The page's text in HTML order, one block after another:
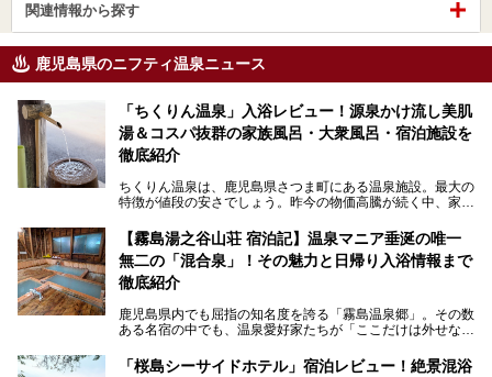
関連情報から探す
鹿児島県のニフティ温泉ニュース
「ちくりん温泉」入浴レビュー！源泉かけ流し美肌
湯＆コスパ抜群の家族風呂・大衆風呂・宿泊施設を
徹底紹介
ちくりん温泉は、鹿児島県さつま町にある温泉施設。最大の
特徴が値段の安さでしょう。昨今の物価高騰が続く中、家族
4,000円～、と驚くべき価格を維持。
さらに、源泉100％かけ流しのツルツル美肌湯を堪能できる
点にも注目すべき。30年以上全国の温泉を巡った筆者の経
験上、穴場中の穴場と言っても決して過言ではありません。
今回は「ちくりん温泉」の家族風呂・大衆風呂・宿泊施設に
ついて、徹底レビューします！
【霧島湯之谷山荘 宿泊記】温泉マニア垂涎の唯一
無二の「混合泉」！その魅力と日帰り入浴情報まで
徹底紹介
鹿児島県内でも屈指の知名度を誇る「霧島温泉郷」。その数
ある名宿の中でも、温泉愛好家たちが「ここだけは外せな
山荘）」です。
「桜島シーサイドホテル」宿泊レビュー！絶景混浴